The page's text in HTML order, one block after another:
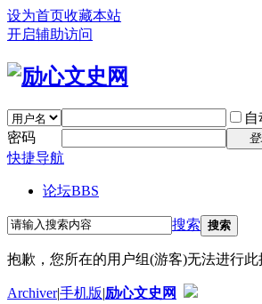
设为首页收藏本站
开启辅助访问
密码
快捷导航
论坛BBS
搜索 搜索
抱歉，您所在的用户组(游客)无法进行此
Archiver|手机版|励心文史网